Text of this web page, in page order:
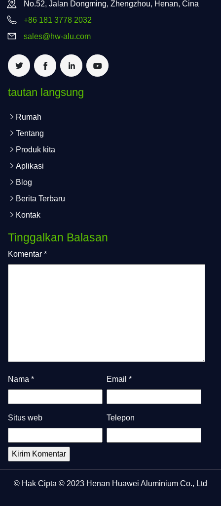
No.52, Jalan Dongming, Zhengzhou, Henan, Cina
+86 181 3778 2032
sales@hw-alu.com
tautan langsung
Rumah
Tentang
Produk kita
Aplikasi
Blog
Berita Terbaru
Kontak
Tinggalkan Balasan
Komentar *
Nama * Email *
Situs web Telepon
© Hak Cipta © 2023 Henan Huawei Aluminium Co., Ltd